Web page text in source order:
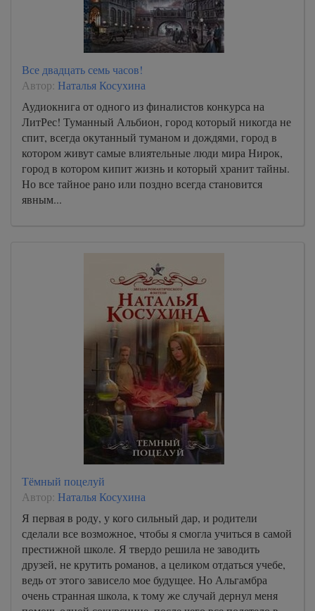
Все двадцать семь часов!
Автор: Наталья Косухина
Аудиокнига от одного из финалистов конкурса на
ЛитРес! Туманный Альбион, город который никогда не
спит, всегда окутанный туманом и дождями, город в
котором живут самые влиятельные люди мира Нирок,
город в котором кипит жизнь и который хранит тайны.
Но все тайное рано или поздно всегда становится
явным...
Тёмный поцелуй
Автор: Наталья Косухина
Я первая в роду, у кого сильный дар, и родители
сделали все возможное, чтобы я смогла учиться в самой
престижной школе. Я твердо решила не заводить
друзей, не крутить романов, а целиком отдаться учебе,
ведь от этого зависело мое будущее. Но Альгамбра
очень странная школа, к тому же случай дернул меня